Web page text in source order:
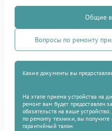
Общие
Вопросы по ремонту
Какие документы вы
На этапе приема устройства на
ремонт вам будет предоставлен
обязательств на ваше
по ремонту техники, вы
гарантийный талон.